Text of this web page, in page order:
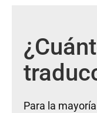
Para la